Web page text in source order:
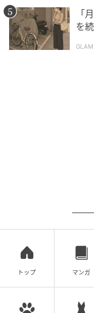
イラスト：はたこ
※ベビーカレンダ
めた読者様の体
で
の記
「
を
GLAM
トップ マンガ